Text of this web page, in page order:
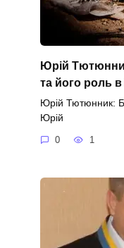
Юрій
та його роль в
Юрій Тютюнник:
Юрій
0 1